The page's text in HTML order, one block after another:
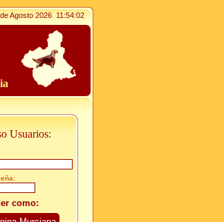
Agosto 2026 11:54:04
Usuarios:
como: